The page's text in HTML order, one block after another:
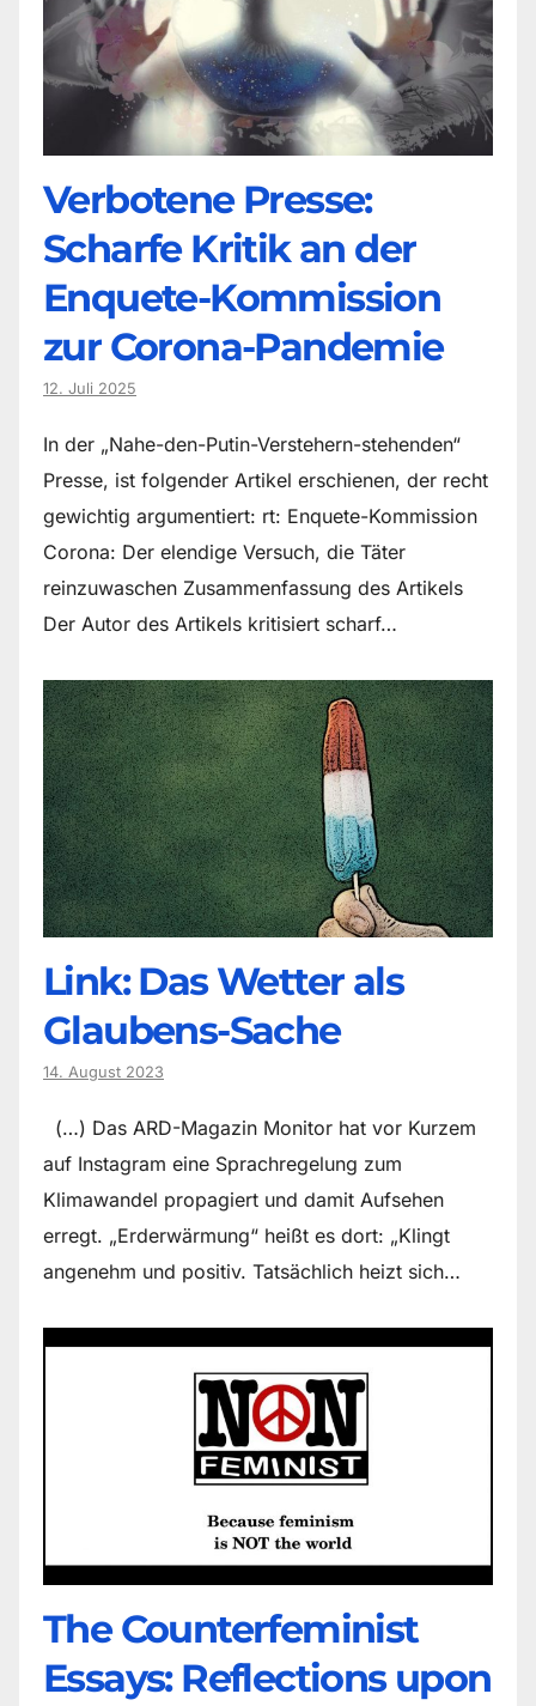
Verbotene Presse:
Scharfe Kritik an der
Enquete-Kommission
zur Corona-Pandemie
12. Juli 2025
In der „Nahe-den-Putin-Verstehern-stehenden“
Presse, ist folgender Artikel erschienen, der recht
gewichtig argumentiert: rt: Enquete-Kommission
Corona: Der elendige Versuch, die Täter
reinzuwaschen Zusammenfassung des Artikels
Der Autor des Artikels kritisiert scharf…
Link: Das Wetter als
Glaubens-Sache
14. August 2023
(…) Das ARD-Magazin Monitor hat vor Kurzem
auf Instagram eine Sprachregelung zum
Klimawandel propagiert und damit Aufsehen
erregt. „Erderwärmung“ heißt es dort: „Klingt
angenehm und positiv. Tatsächlich heizt sich…
The Counter­feminist
Essays: Reflections upon